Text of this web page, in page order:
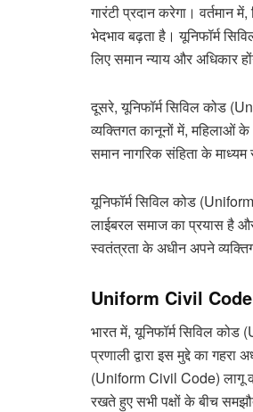
गारंटी प्रदान करेगा। वर्तमान
भेदभाव बढ़ता है। यूनिफॉर्म
लिए समान न्याय और अधिकार
दूसरे, यूनिफॉर्म सिविल कोड
व्यक्तिगत कानूनों में, महिलाओं के
समान नागरिक संहिता के
यूनिफॉर्म सिविल कोड
लाईबरल समाज का प्रयास है
स्वतंत्रता के अधीन अपने
Uniform Civil
भारत में, यूनिफॉर्म सिविल
प्रणाली द्वारा इस मुद्दे का
(Uniform Civil Code) लागू
रखते हुए सभी पक्षों के बीच